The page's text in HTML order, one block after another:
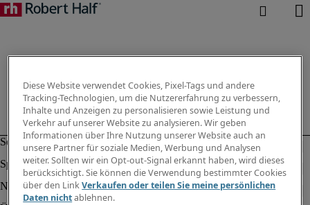
Diese Website verwendet Cookies, Pixel-Tags und andere
Tracking-Technologien, um die Nutzererfahrung zu verbessern,
Inhalte und Anzeigen zu personalisieren sowie Leistung und
Verkehr auf unserer Website zu analysieren. Wir geben
Informationen über Ihre Nutzung unserer Website auch an
unsere Partner für soziale Medien, Werbung und Analysen
weiter. Sollten wir ein Opt-out-Signal erkannt haben, wird dieses
berücksichtigt. Sie können die Verwendung bestimmter Cookies
über den LinkVerkaufen oder teilen Sie meine persönlichen
Daten nichtablehnen.